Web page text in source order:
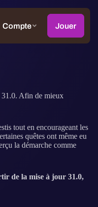
31.0. Afin de mieux
tout en encourageant les
quêtes ont même eu
la démarche comme
de la mise à jour 31.0,